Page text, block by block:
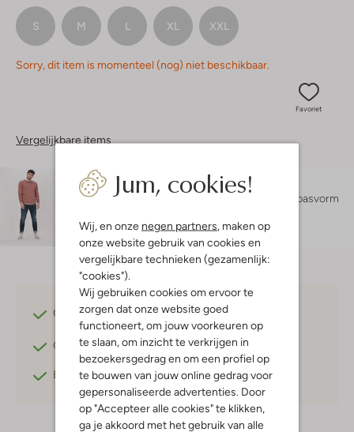
Jum, cookies!
Wij, en onze negen partners, maken op
onze website gebruik van cookies en
vergelijkbare technieken (gezamenlijk:
"cookies").
Wij gebruiken cookies om ervoor te
zorgen dat onze website goed
functioneert, om jouw voorkeuren op
te slaan, om inzicht te verkrijgen in
bezoekersgedrag en om een profiel op
te bouwen van jouw online gedrag voor
gepersonaliseerde advertenties. Door
op "Accepteer alle cookies" te klikken,
ga je akkoord met het gebruik van alle
S M L XL XXL
Sorry, dit item is momenteel (nog) niet beschikbaar.
Favoriet
Vergelijkbare items
Maatadvies
Bram is 1 meter 83 lang en draagt maat L.
De pasvorm
Gratis verzendingvanaf €75,-
Gratis retournerenbinnen 30 dagen*
Betaal achterafmet Klarna